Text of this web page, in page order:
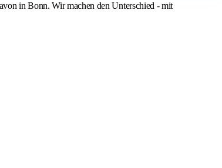
in Bonn. Wir machen den Unterschied - mit